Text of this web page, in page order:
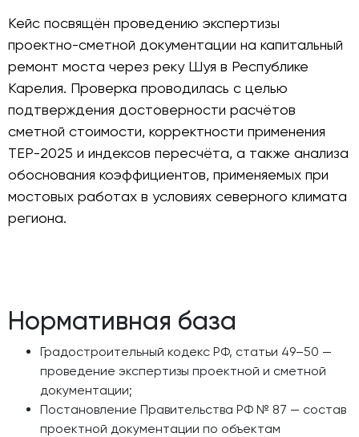
Кейс посвящён проведению экспертизы
проектно-сметной документации на капитальный
ремонт моста через реку Шуя в Республике
Карелия. Проверка проводилась с целью
подтверждения достоверности расчётов
сметной стоимости, корректности применения
ТЕР-2025 и индексов пересчёта, а также анализа
обоснования коэффициентов, применяемых при
мостовых работах в условиях северного климата
региона.
Нормативная база
Градостроительный кодекс РФ, статьи 49–50 —
проведение экспертизы проектной и сметной
документации;
Постановление Правительства РФ № 87 — состав
проектной документации по объектам